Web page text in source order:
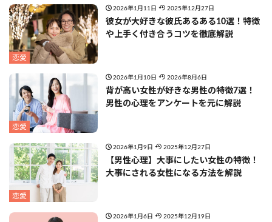
恋愛
2026年1月11日 2025年12月27日
彼女が大好きな彼氏あるある10選！特徴
や上手く付き合うコツを徹底解説
恋愛
2026年1月10日 2026年8月6日
背が高い女性が好きな男性の特徴7選！
男性の心理をアンケートを元に解説
恋愛
2026年1月9日 2025年12月27日
【男性心理】大事にしたい女性の特徴！
大事にされる女性になる方法を解説
2026年1月6日 2025年12月19日